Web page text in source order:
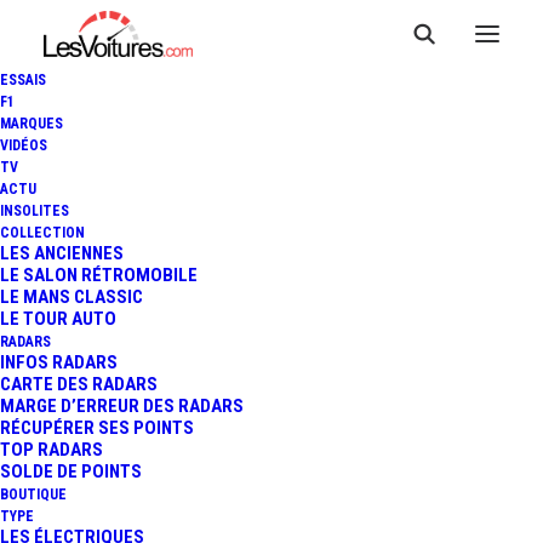
ESSAIS
F1
MARQUES
VIDÉOS
TV
ACTU
INSOLITES
COLLECTION
LES ANCIENNES
LE SALON RÉTROMOBILE
LE MANS CLASSIC
LE TOUR AUTO
RADARS
INFOS RADARS
CARTE DES RADARS
MARGE D’ERREUR DES RADARS
RÉCUPÉRER SES POINTS
TOP RADARS
SOLDE DE POINTS
BOUTIQUE
TYPE
LES ÉLECTRIQUES
4 novembre 2013
CHEVROLET TRAX :